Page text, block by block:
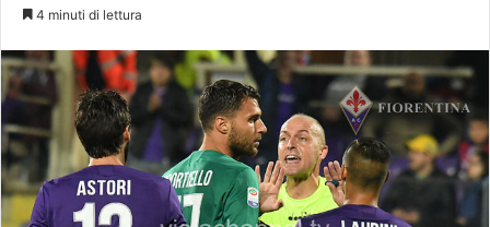
4 minuti di lettura